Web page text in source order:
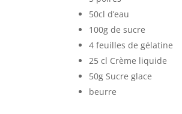
50cl d’eau
100g de sucre
4 feuilles de gélatine
25 cl Crème liquide
50g Sucre glace
beurre